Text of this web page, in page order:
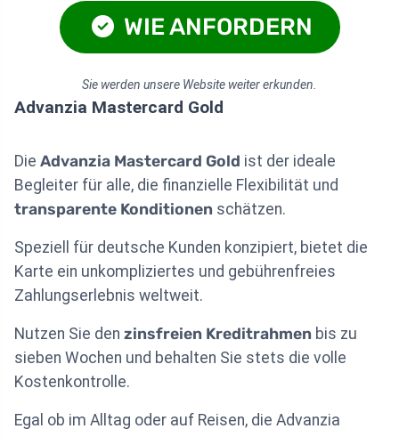
WIE ANFORDERN
Sie werden unsere Website weiter erkunden.
Advanzia Mastercard Gold
Die Advanzia Mastercard Gold ist der ideale
Begleiter für alle, die finanzielle Flexibilität und
transparente Konditionen schätzen.
Speziell für deutsche Kunden konzipiert, bietet die
Karte ein unkompliziertes und gebührenfreies
Zahlungserlebnis weltweit.
Nutzen Sie den zinsfreien Kreditrahmen bis zu
sieben Wochen und behalten Sie stets die volle
Kostenkontrolle.
Egal ob im Alltag oder auf Reisen, die Advanzia